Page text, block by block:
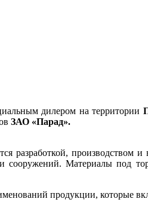
дилером на территории
ЗАО «Парад».
разработкой, производством и
сооружений. Материалы под
продукции, которые